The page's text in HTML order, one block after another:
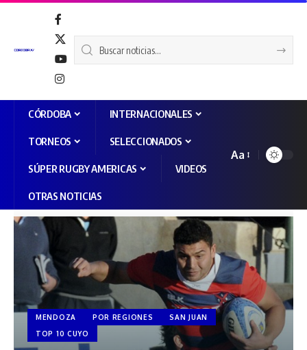
CÓRDOBA INTERNACIONALES
TORNEOS SELECCIONADOS
SÚPER RUGBY AMERICAS VIDEOS
OTRAS NOTICIAS
Aa
MENDOZA POR REGIONES
SAN JUAN
TOP 10 CUYO